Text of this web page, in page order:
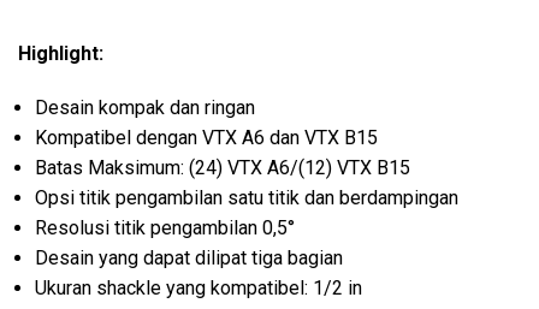
Highlight:
Desain kompak dan ringan
Kompatibel dengan VTX A6 dan VTX B15
Batas Maksimum: (24) VTX A6/(12) VTX B15
Opsi titik pengambilan satu titik dan berdampingan
Resolusi titik pengambilan 0,5°
Desain yang dapat dilipat tiga bagian
Ukuran shackle yang kompatibel: 1/2 in